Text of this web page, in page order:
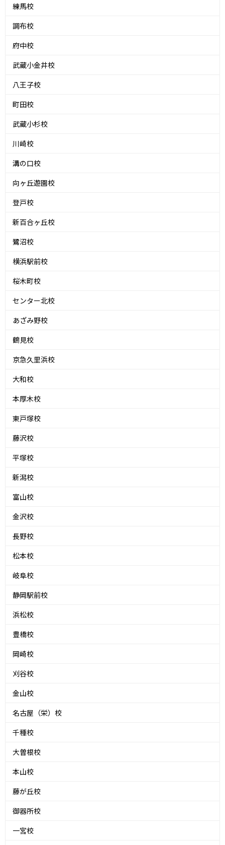
練馬校
調布校
府中校
武蔵小金井校
八王子校
町田校
武蔵小杉校
川崎校
溝の口校
向ヶ丘遊園校
登戸校
新百合ヶ丘校
鷺沼校
横浜駅前校
桜木町校
センター北校
あざみ野校
鶴見校
京急久里浜校
大和校
本厚木校
東戸塚校
藤沢校
平塚校
新潟校
富山校
金沢校
長野校
松本校
岐阜校
静岡駅前校
浜松校
豊橋校
岡崎校
刈谷校
金山校
名古屋（栄）校
千種校
大曽根校
本山校
藤が丘校
御器所校
一宮校